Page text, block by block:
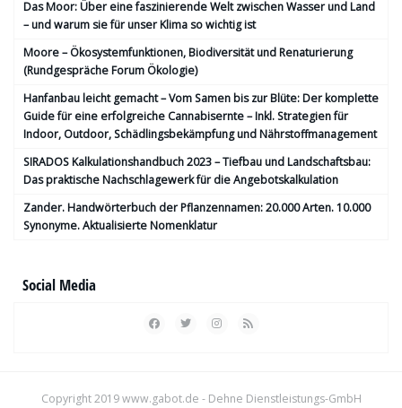
Das Moor: Über eine faszinierende Welt zwischen Wasser und Land
– und warum sie für unser Klima so wichtig ist
Moore – Ökosystemfunktionen, Bio­diversität und Renaturierung
(Rundgespräche Forum Ökologie)
Hanfanbau leicht gemacht – Vom Samen bis zur Blüte: Der komplette
Guide für eine erfolgreiche Cannabisernte – Inkl. Strategien für
Indoor, Outdoor, Schädlingsbekämpfung und Nährstoffmanagement
SIRADOS Kalkulationshandbuch 2023 – Tiefbau und Landschaftsbau:
Das praktische Nachschlagewerk für die Angebotskalkulation
Zander. Handwörterbuch der Pflanzennamen: 20.000 Arten. 10.000
Synonyme. Aktualisierte Nomenklatur
Social Media
Copyright 2019www.gabot.de - Dehne Dienstleistungs-GmbH